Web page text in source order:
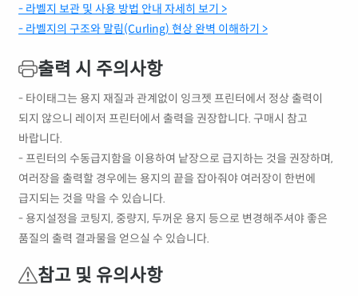
- 라벨지 보관 및 사용 방법 안내 자세히 보기 >
- 라벨지의 구조와 말림(Curling) 현상 완벽 이해하기 >
출력 시 주의사항
- 타이태그는 용지 재질과 관계없이 잉크젯 프린터에서 정상 출력이
되지 않으니 레이저 프린터에서 출력을 권장합니다. 구매시 참고
바랍니다.
- 프린터의 수동급지함을 이용하여 낱장으로 급지하는 것을 권장하며,
여러장을 출력할 경우에는 용지의 끝을 잡아줘야 여러장이 한번에
급지되는 것을 막을 수 있습니다.
- 용지설정을 코팅지, 중량지, 두꺼운 용지 등으로 변경해주셔야 좋은
품질의 출력 결과물을 얻으실 수 있습니다.
참고 및 유의사항